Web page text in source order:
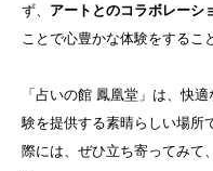
ず、 アートとのコラボレーシ
ことで心豊かな体験をするこ
「占いの館 鳳凰堂」は、快
験を提供する素晴らしい場所
際には、ぜひ立ち寄ってみて